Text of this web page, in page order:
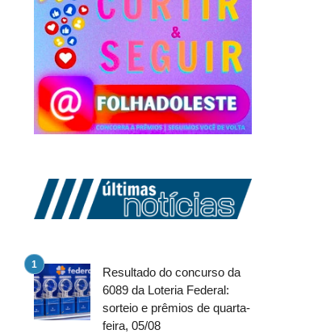
Resultado do concurso da
6089 da Loteria Federal:
sorteio e prêmios de quarta-
feira, 05/08